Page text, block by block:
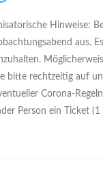
Hinweise:
aus.
bitte rechtzeitig auf
Corona-
Person ein Ticket (1